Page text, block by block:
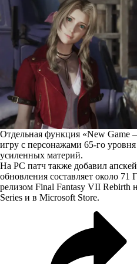
Отдельная функция «New Game
игру с персонажами 65-го
усиленных материй.
На PC патч также добавил
обновления составляет около 71
релизом Final Fantasy VII Rebirth
Series и в Microsoft Store.